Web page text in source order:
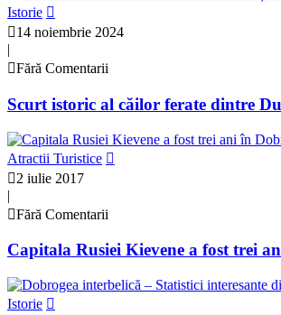
Istorie
14 noiembrie 2024
|
Fără Comentarii
Scurt istoric al căilor ferate dintre
Atractii Turistice
2 iulie 2017
|
Fără Comentarii
Capitala Rusiei Kievene a fost trei
Istorie